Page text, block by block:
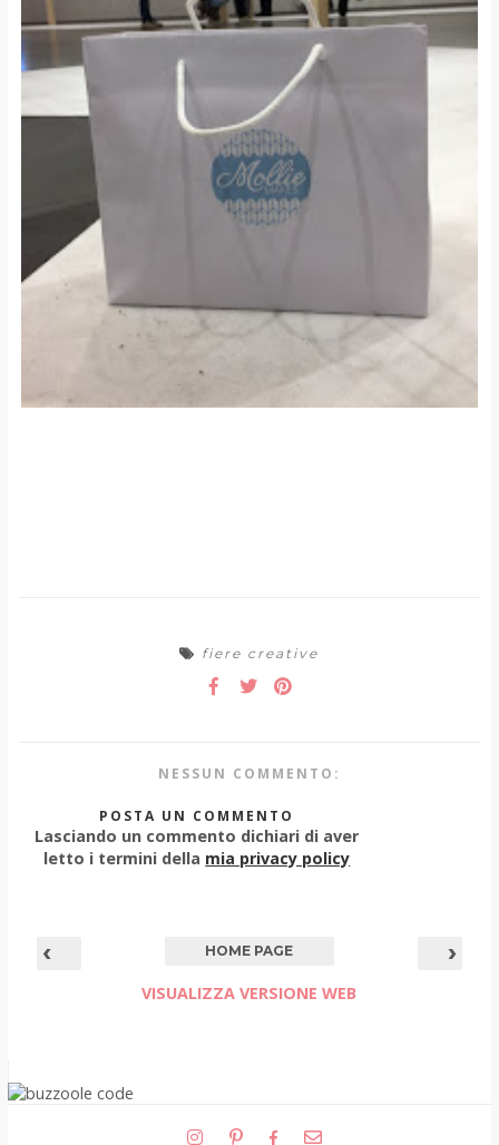
fiere creative
NESSUN COMMENTO:
POSTA UN COMMENTO
Lasciando un commento dichiari di aver
letto i termini della mia privacy policy
‹ ›
HOME PAGE
VISUALIZZA VERSIONE WEB